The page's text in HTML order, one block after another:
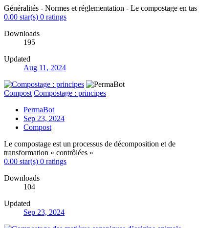
Généralités - Normes et réglementation - Le compostage en tas
0.00 star(s) 0 ratings
Downloads
195
Updated
Aug 11, 2024
Compost Compostage : principes
PermaBot
Sep 23, 2024
Compost
Le compostage est un processus de décomposition et de
transformation « contrôlées »
0.00 star(s) 0 ratings
Downloads
104
Updated
Sep 23, 2024